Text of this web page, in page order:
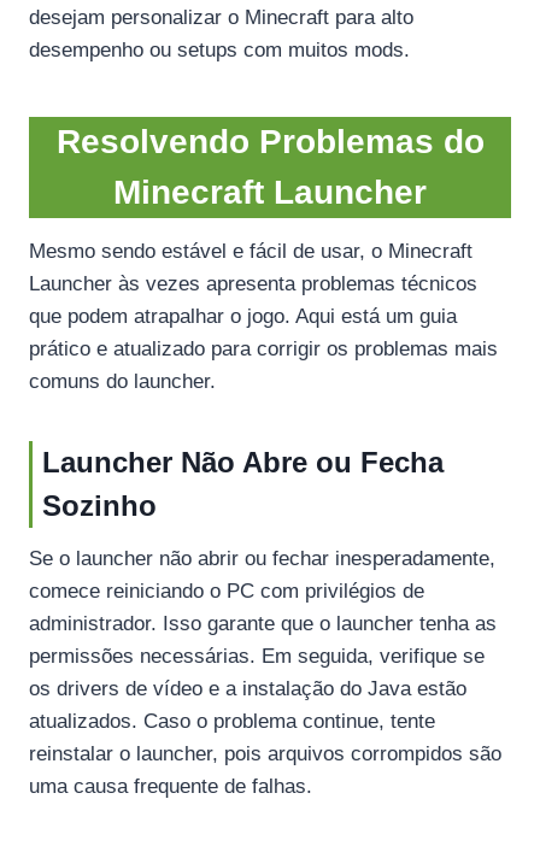
desejam personalizar o Minecraft para alto
desempenho ou setups com muitos mods.
Resolvendo Problemas do
Minecraft Launcher
Mesmo sendo estável e fácil de usar, o Minecraft
Launcher às vezes apresenta problemas técnicos
que podem atrapalhar o jogo. Aqui está um guia
prático e atualizado para corrigir os problemas mais
comuns do launcher.
Launcher Não Abre ou Fecha
Sozinho
Se o launcher não abrir ou fechar inesperadamente,
comece reiniciando o PC com privilégios de
administrador. Isso garante que o launcher tenha as
permissões necessárias. Em seguida, verifique se
os drivers de vídeo e a instalação do Java estão
atualizados. Caso o problema continue, tente
reinstalar o launcher, pois arquivos corrompidos são
uma causa frequente de falhas.